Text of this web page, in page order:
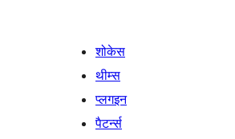
शोकेस
थीम्स
प्लगइन
पैटर्न्स